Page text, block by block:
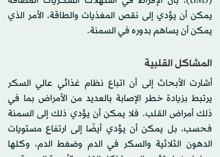
يمكن أن يؤدي إلى نقص المغذيات والطاقة، الأمر الذي
يمكن أن يساهم بدوره في السمنة.
المشاكل القلبية
أشارت الأبحاث إلى أن اتباع نظام غذائي عالي السكر
يرتبط بزيادة خطر الإصابة بالعديد من الأمراض بما في
ذلك أمراض القلب. فلا يمكن أن يؤدي ذلك إلى السمنة
فحسب، بل يمكن أن يؤدي أيضًا إلى ارتفاع مستويات
الدهون الثلاثية والسكر في الدم وضغط الدم، وكلها